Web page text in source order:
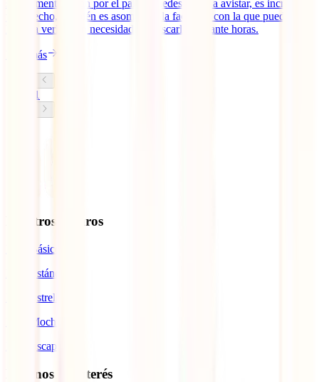
simplemente pasan por el país y puedes llegar a avistar, es increíble;
y de hecho, también es asombrosa la facilidad con la que puedes
llegar a verlos, sin necesidad de buscarlos durante horas.
Leer más
1
Nuestros seguros
IATI Básico
IATI Estándar
IATI Estrella
IATI Mochilero
IATI Escapadas
Destinos de interés